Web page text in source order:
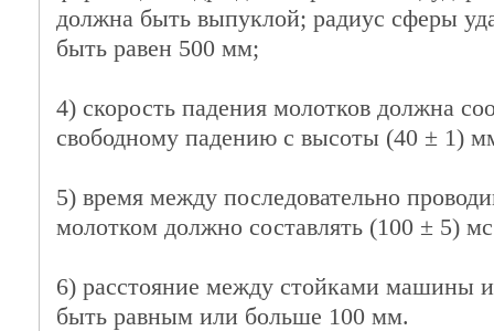
должна быть выпуклой; радиус сферы
быть равен 500 мм;
4) скорость падения молотков должна
свободному падению с высоты (40 ± 1)
5) время между последовательно
молотком должно составлять (100 ± 5)
6) расстояние между стойками машины
быть равным или больше 100 мм.